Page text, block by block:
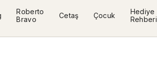
Roberto
Bravo
Cetaş Çocuk
Hediye
Rehberi